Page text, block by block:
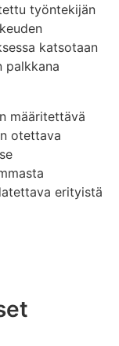
työntekijän
katsotaan
palkkana
määritettävä
otettava
erityistä